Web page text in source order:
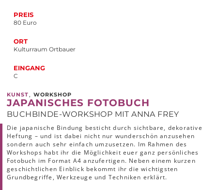
PREIS
80 Euro
ORT
Kulturraum Ortbauer
EINGANG
C
KUNST , WORKSHOP
JAPANISCHES FOTOBUCH
BUCHBINDE-WORKSHOP MIT ANNA FREY
Die japanische Bindung besticht durch sichtbare, dekorative
Heftung – und ist dabei nicht nur wunderschön anzusehen
sondern auch sehr einfach umzusetzen. Im Rahmen des
Workshops habt ihr die Möglichkeit euer ganz persönliches
Fotobuch im Format A4 anzufertigen. Neben einem kurzen
geschichtlichen Einblick bekommt ihr die wichtigsten
Grundbegriffe, Werkzeuge und Techniken erklärt.